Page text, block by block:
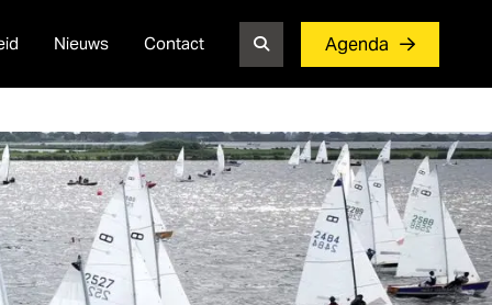
Nieuws Contact Agenda